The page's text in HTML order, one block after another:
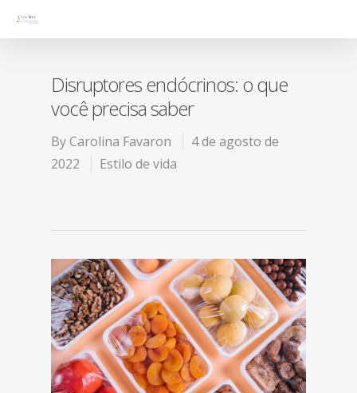
Disruptores endócrinos: o que
você precisa saber
ByCarolina Favaron
4 de agosto de
2022
Estilo de vida